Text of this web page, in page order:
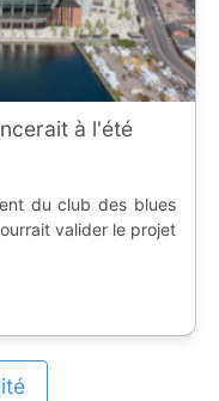
à l'été
du club des blues
valider le projet